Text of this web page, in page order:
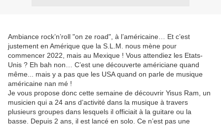
Ambiance rock’n’roll "on ze road", à l’américaine… Et c’est
justement en Amérique que la S.L.M. nous mène pour
commencer 2022, mais au Mexique ! Vous attendiez les Etats-
Unis ? Eh bah non… C’est une découverte américiane quand
même... mais y a pas que les USA quand on parle de musique
américaine nan mé !
Je vous propose donc cette semaine de découvrir Yisus Ram, un
musicien qui a 24 ans d’activité dans la musique à travers
plusieurs groupes dans lesquels il officiait à la guitare ou la
basse. Depuis 2 ans, il est lancé en solo. Ce n’est pas une